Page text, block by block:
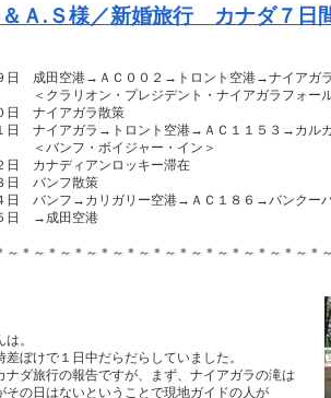
＆Ａ.Ｓ様／新婚旅行 カナダ７日
日 成田空港→ＡＣ００２→トロント空港→ナイアガラ
リオン・プレジデント・ナイアガラフォール
日 ナイアガラ散策
日 ナイアガラ→トロント空港→ＡＣ１１５３→カル
フ・ボイジャー・イン＞
日 カナディアンロッキー滞在
日 バンフ散策
日 バンフ→カリガリー空港→ＡＣ１８６→バンクー
日 →成田空港
～＊～＊～＊～＊～＊～＊～＊～＊～＊～＊～＊～＊
。
差ぼけで１日中だらだらしていました。
ナダ旅行の報告ですが、まず、ナイアガラの滝は
その日はないということで現地ガイドの人が